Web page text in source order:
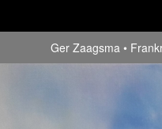
Ger Zaagsma